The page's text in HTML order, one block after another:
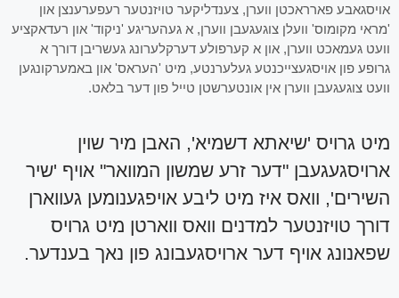
אויסגאבע פארראכטן ווערן, צענדליקער טויזנטער רעפערענצן און
'מראי מקומוס' וועלן צוגעגעבן ווערן, א געהעריגע 'ניקוד' און רעדאקציע
וועט געמאכט ווערן, און א קערפולע דערקלערונג געשריבן דורך א
גרופע פון אויסגעצייכנטע געלערנטע, מיט 'העראס' און באמערקונגען
וועט צוגעגעבן ווערן אין אונטערשטן טייל פון דער בלאט.
מיט גרויס 'שיאתא דשמיא', האבן מיר שוין
ארויסגעגעבן "דער זרע שמשון המוואר" אויף 'שיר
השירים', וואס איז מיט ליבע אויפגענומען געווארן
דורך טויזנטער למדנים וואס ווארטן מיט גרויס
שפאנונג אויף דער ארויסגעבונג פון נאך בענדער.